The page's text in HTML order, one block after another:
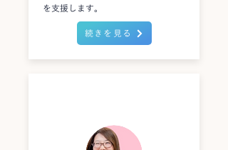
を支援します。
続きを見る